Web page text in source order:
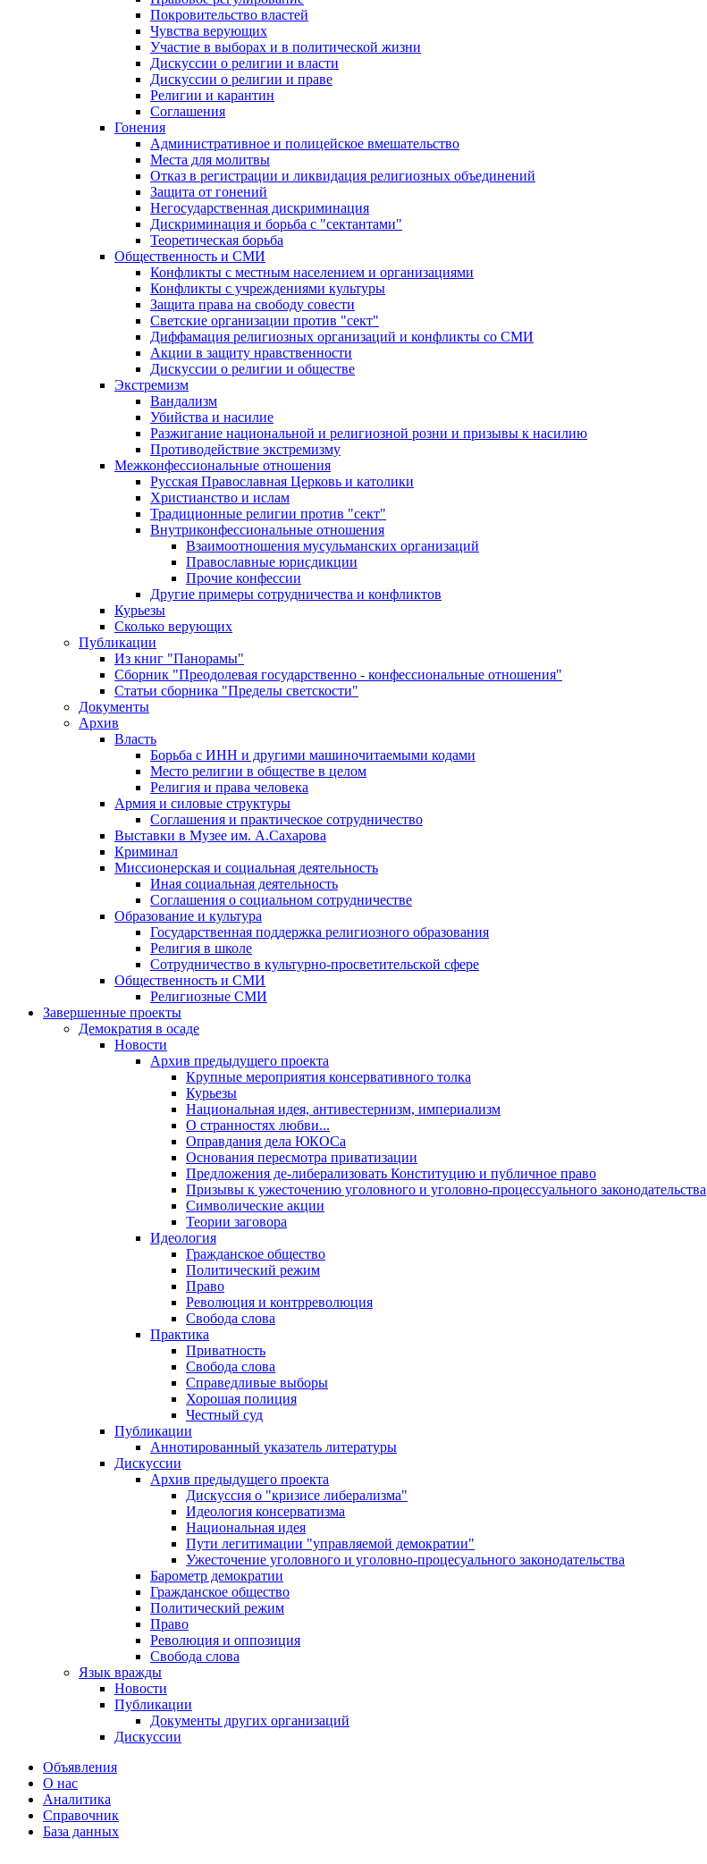
Покровительство властей
Чувства верующих
Участие в выборах и в политической жизни
Дискуссии о религии и власти
Дискуссии о религии и праве
Религии и карантин
Соглашения
Гонения
Административное и полицейское вмешательство
Места для молитвы
Отказ в регистрации и ликвидация религиозных объединений
Защита от гонений
Негосударственная дискриминация
Дискриминация и борьба с "сектантами"
Теоретическая борьба
Общественность и СМИ
Конфликты с местным населением и организациями
Конфликты с учреждениями культуры
Защита права на свободу совести
Светские организации против "сект"
Диффамация религиозных организаций и конфликты со СМИ
Акции в защиту нравственности
Дискуссии о религии и обществе
Экстремизм
Вандализм
Убийства и насилие
Разжигание национальной и религиозной розни и призывы к насилию
Противодействие экстремизму
Межконфессиональные отношения
Русская Православная Церковь и католики
Христианство и ислам
Традиционные религии против "сект"
Внутриконфессиональные отношения
Взаимоотношения мусульманских организаций
Православные юрисдикции
Прочие конфессии
Другие примеры сотрудничества и конфликтов
Курьезы
Сколько верующих
Публикации
Из книг "Панорамы"
Сборник "Преодолевая государственно - конфессиональные отношения"
Статьи сборника "Пределы светскости"
Документы
Архив
Власть
Борьба с ИНН и другими машиночитаемыми кодами
Место религии в обществе в целом
Религия и права человека
Армия и силовые структуры
Соглашения и практическое сотрудничество
Выставки в Музее им. А.Сахарова
Криминал
Миссионерская и социальная деятельность
Иная социальная деятельность
Соглашения о социальном сотрудничестве
Образование и культура
Государственная поддержка религиозного образования
Религия в школе
Сотрудничество в культурно-просветительской сфере
Общественность и СМИ
Религиозные СМИ
Завершенные проекты
Демократия в осаде
Новости
Архив предыдущего проекта
Крупные мероприятия консервативного толка
Курьезы
Национальная идея, антивестернизм, империализм
О странностях любви...
Оправдания дела ЮКОСа
Основания пересмотра приватизации
Предложения де-либерализовать Конституцию и публичное право
Призывы к ужесточению уголовного и уголовно-процессуального законодательства
Символические акции
Теории заговора
Идеология
Гражданское общество
Политический режим
Право
Революция и контрреволюция
Свобода слова
Практика
Приватность
Свобода слова
Справедливые выборы
Хорошая полиция
Честный суд
Публикации
Аннотированный указатель литературы
Дискуссии
Архив предыдущего проекта
Дискуссия о "кризисе либерализма"
Идеология консерватизма
Национальная идея
Пути легитимации "управляемой демократии"
Ужесточение уголовного и уголовно-процесуального законодательства
Барометр демократии
Гражданское общество
Политический режим
Право
Революция и оппозиция
Свобода слова
Язык вражды
Новости
Публикации
Документы других организаций
Дискуссии
Объявления
О нас
Аналитика
Справочник
База данных